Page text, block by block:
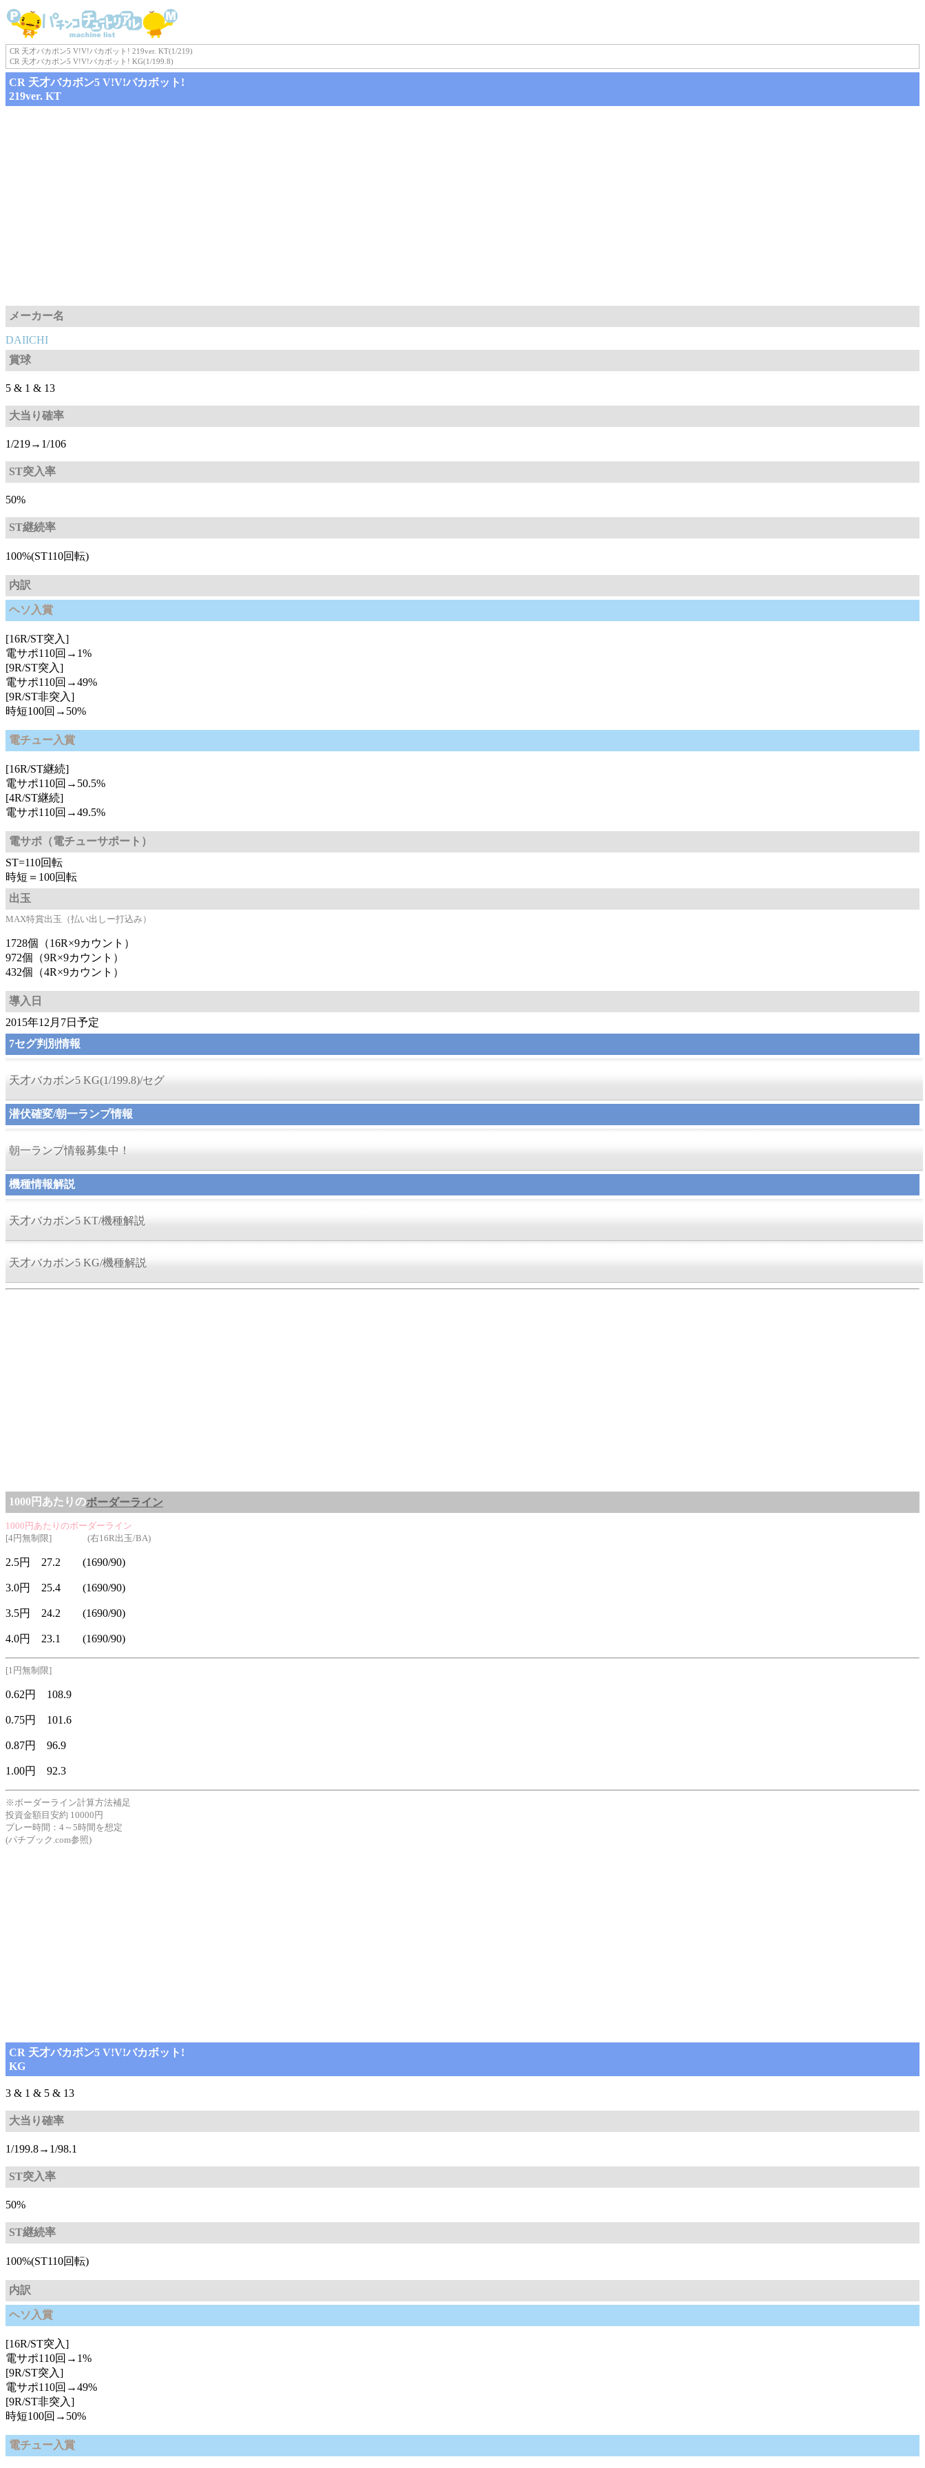
CR 天才バカボン5 V!V!バカボット! 219ver. KT(1/219)
CR 天才バカボン5 V!V!バカボット! KG(1/199.8)
CR 天才バカボン5 V!V!バカボット!
219ver. KT
メーカー名
DAIICHI
賞球
5 & 1 & 13
大当り確率
1/219→1/106
ST突入率
50%
ST継続率
100%(ST110回転)
内訳
ヘソ入賞
[16R/ST突入]
電サポ110回→1%
[9R/ST突入]
電サポ110回→49%
[9R/ST非突入]
時短100回→50%
電チュー入賞
[16R/ST継続]
電サポ110回→50.5%
[4R/ST継続]
電サポ110回→49.5%
電サポ（電チューサポート）
ST=110回転
時短＝100回転
出玉
MAX特賞出玉（払い出しー打込み）
1728個（16R×9カウント）
972個（9R×9カウント）
432個（4R×9カウント）
導入日
2015年12月7日予定
7セグ判別情報
天才バカボン5 KG(1/199.8)/セグ
潜伏確変/朝一ランプ情報
朝一ランプ情報募集中！
機種情報解説
天才バカボン5 KT/機種解説
天才バカボン5 KG/機種解説
1000円あたりのボーダーライン
1000円あたりのボーダーライン
[4円無制限] (右16R出玉/BA)
2.5円 27.2 (1690/90)
3.0円 25.4 (1690/90)
3.5円 24.2 (1690/90)
4.0円 23.1 (1690/90)
[1円無制限]
0.62円 108.9
0.75円 101.6
0.87円 96.9
1.00円 92.3
※ボーダーライン計算方法補足
投資金額目安約 10000円
プレー時間：4～5時間を想定
(パチブック.com参照)
CR 天才バカボン5 V!V!バカボット!
KG
3 & 1 & 5 & 13
大当り確率
1/199.8→1/98.1
ST突入率
50%
ST継続率
100%(ST110回転)
内訳
ヘソ入賞
[16R/ST突入]
電サポ110回→1%
[9R/ST突入]
電サポ110回→49%
[9R/ST非突入]
時短100回→50%
電チュー入賞